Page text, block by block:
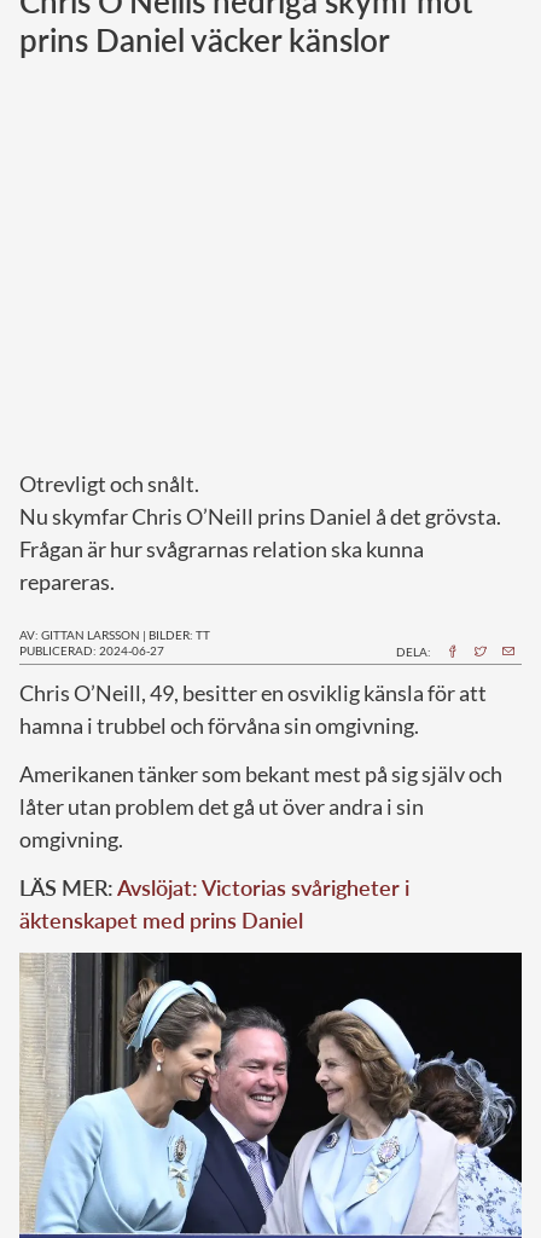
Norska kungahuset
prins Daniel väcker känslor
Otrevligt och snålt.
Nu skymfar Chris O’Neill prins Daniel å det grövsta.
Frågan är hur svågrarnas relation ska kunna
repareras.
AV: GITTAN LARSSON | BILDER: TT
PUBLICERAD: 2024-06-27
DELA:
Chris O’Neill, 49, besitter en osviklig känsla för att
hamna i trubbel och förvåna sin omgivning.
Amerikanen tänker som bekant mest på sig själv och
låter utan problem det gå ut över andra i sin
omgivning.
LÄS MER:Avslöjat: Victorias svårigheter i
äktenskapet med prins Daniel